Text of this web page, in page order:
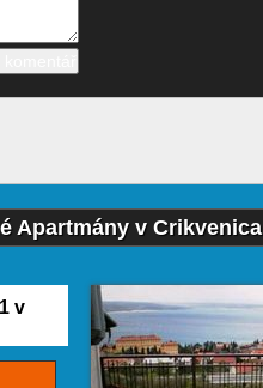
Apartmány v Crikvenica
v